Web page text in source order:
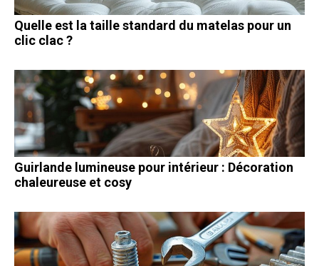
Quelle est la taille standard du matelas pour un
clic clac ?
Guirlande lumineuse pour intérieur : Décoration
chaleureuse et cosy